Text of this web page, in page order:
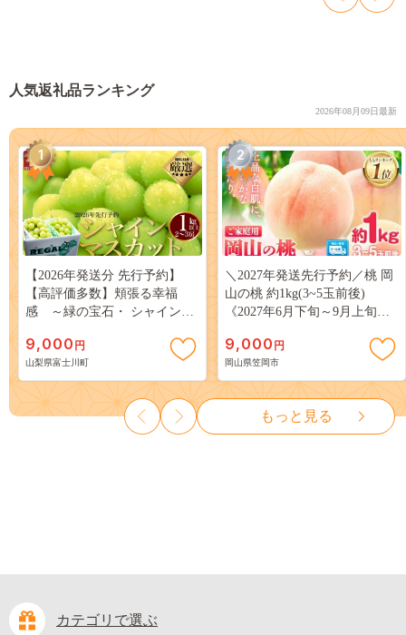
人気返礼品ランキング
2026年08月09日最新
1
【2026年発送分 先行予約】
【高評価多数】頬張る幸福
感 ～緑の宝石・ シャインマ
３房） フルーツ 山梨県産 果
物 くだもの シャイン マスカ
ット ぶどう ブドウ 葡萄 大粒
種なし 先行予約 富士川町
10000円 一万円 9000円 九千円
9,000 円
山梨県富士川町
2
＼2027年発送先行予約／桃 岡
山の桃 約1kg(3~5玉前後)
《2027年6月下旬～9月上旬頃
岡山 はくとう スイーツ フル
ーツ 果物 デザート 旬 モモ も
も 先行予約 送料無料 果物 岡
山県 笠岡市 清水白桃 白鳳 白
麗 クール便---
kasaoka_zsy_419_100---
9,000 円
岡山県笠岡市
もっと見る
カテゴリで選ぶ